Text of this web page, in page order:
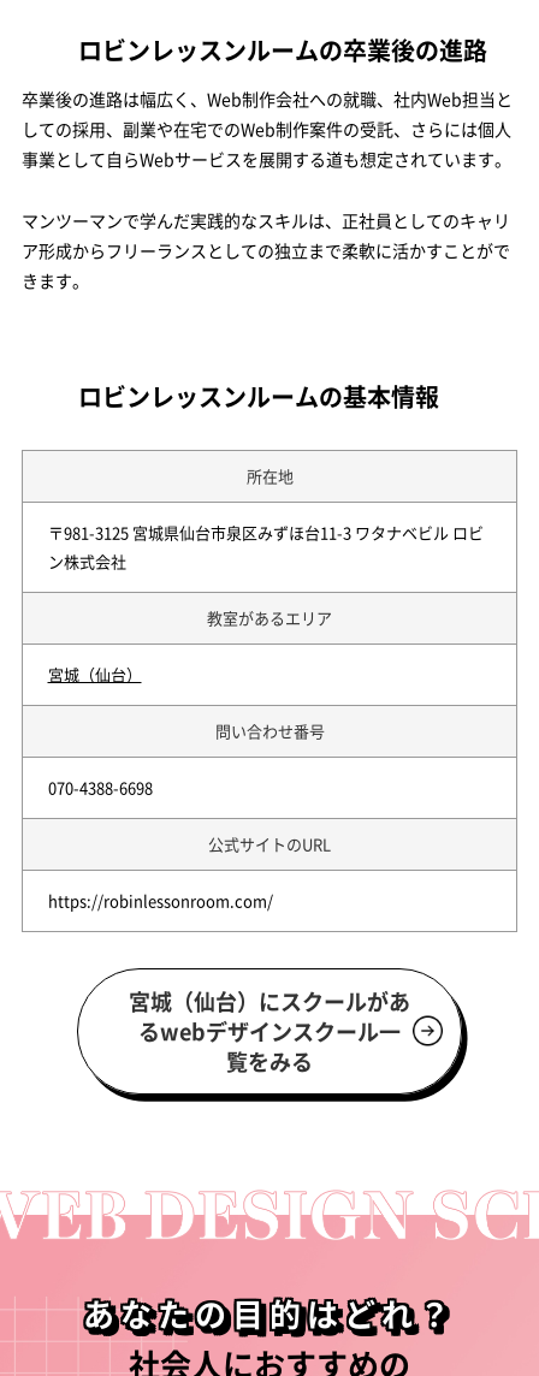
ロビンレッスンルームの卒業後の進路
卒業後の進路は幅広く、Web制作会社への就職、社内Web担当と
しての採用、副業や在宅でのWeb制作案件の受託、さらには個人
事業として自らWebサービスを展開する道も想定されています。
マンツーマンで学んだ実践的なスキルは、正社員としてのキャリ
ア形成からフリーランスとしての独立まで柔軟に活かすことがで
きます。
ロビンレッスンルームの基本情報
所在地
〒981-3125 宮城県仙台市泉区みずほ台11-3 ワタナベビル ロビ
ン株式会社
教室があるエリア
宮城（仙台）
問い合わせ番号
070-4388-6698
公式サイトのURL
https://robinlessonroom.com/
宮城（仙台）にスクールがあ
るwebデザインスクール一
覧をみる
あなたの目的はどれ？
社会人におすすめの